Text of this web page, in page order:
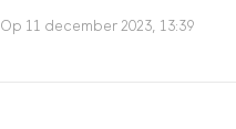
Op 11 december 2023, 13:39